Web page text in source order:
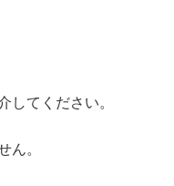
してください。
ん。